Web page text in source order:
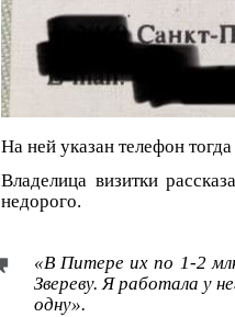
На ней указан телефон
Владелица визитки
недорого.
«В Питере их по 1-2
Звереву. Я работала у
одну».